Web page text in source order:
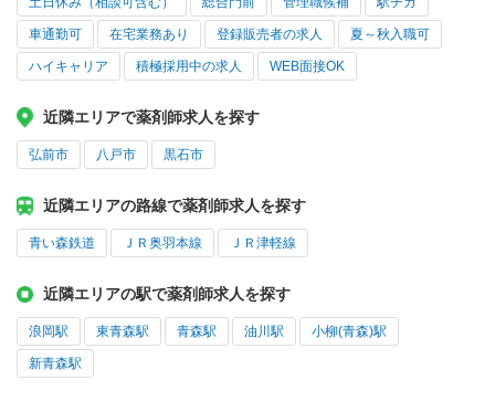
車通勤可 在宅業務あり 登録販売者の求人 夏～秋入職可
ハイキャリア 積極採用中の求人 WEB面接OK
近隣エリアで薬剤師求人を探す
弘前市 八戸市 黒石市
近隣エリアの路線で薬剤師求人を探す
青い森鉄道 ＪＲ奥羽本線 ＪＲ津軽線
近隣エリアの駅で薬剤師求人を探す
浪岡駅 東青森駅 青森駅 油川駅 小柳(青森)駅
新青森駅